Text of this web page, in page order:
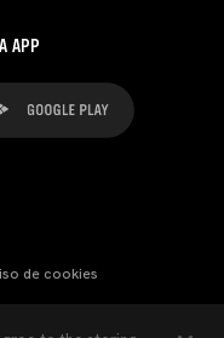
APP
de cookies